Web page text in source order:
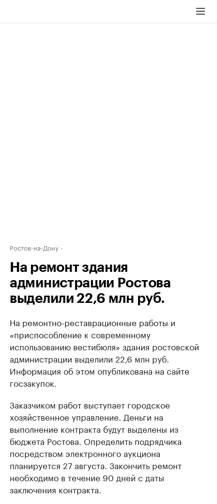
Ростов-на-Дону
На ремонт здания
администрации Ростова
выделили 22,6 млн руб.
На ремонтно-реставрационные работы и
«приспособление к современному
использованию вестибюля» здания ростовской
администрации выделили 22,6 млн руб.
Информация об этом опубликована на сайте
госзакупок.
Заказчиком работ выступает городское
хозяйственное управление. Деньги на
выполнение контракта будут выделены из
бюджета Ростова. Определить подрядчика
посредством электронного аукциона
планируется 27 августа. Закончить ремонт
необходимо в течение 90 дней с даты
заключения контракта.